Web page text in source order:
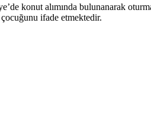
konut alımında bulunanarak
ifade etmektedir.